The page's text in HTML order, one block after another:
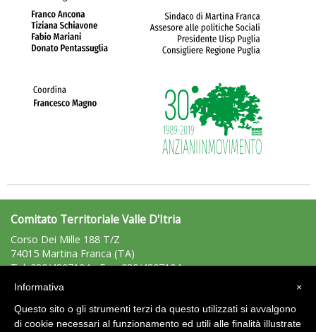
La formazione Uisp rallenta ma prosegue anche in estate
Tiziano Pesce nel Cda di Fondazione Terzjus: prima riunione a
Comitato Territoriale Valle D'Itria
Corso Dei Mille 188 T/Z
74015 Martina Franca (TA)
Tel: 080/4807104 - Fax: 080/4807104
e-mail:valleditria@uisp.it
P.Iva: 02097360735
×
Informativa
Questo sito o gli strumenti terzi da questo utilizzati si avvalgono
di cookie necessari al funzionamento ed utili alle finalità illustrate